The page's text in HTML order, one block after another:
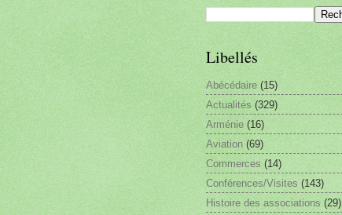
Libellés
Abécédaire (15)
Actualités (329)
Arménie (16)
Aviation (69)
Commerces (14)
Conférences/Visites (143)
Histoire des associations (29)